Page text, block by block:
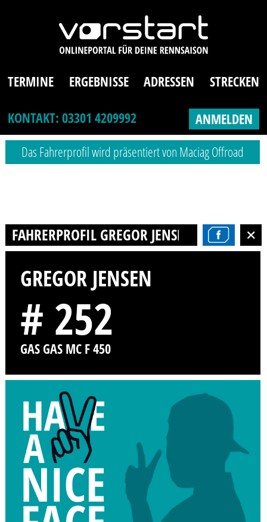
TERMINE ERGEBNISSE ADRESSEN
STRECKEN
KONTAKT: 03301 4209992
ANMELDEN
Das Fahrerprofil wird präsentiert von Maciag Offroad
FAHRERPROFIL GREGOR JENSEN
GREGOR JENSEN
# 252
GAS GAS MC F 450